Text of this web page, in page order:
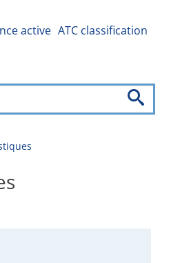
active ATC classification